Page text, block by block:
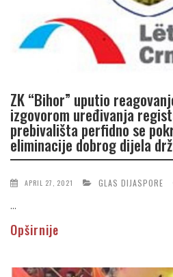
ZK “Bihor” uputio
izgovorom uređivanja
prebivališta perfidno se
eliminacije dobrog dijela
APRIL 27, 2021 GLAS DIJASPORE
...
Opširnije